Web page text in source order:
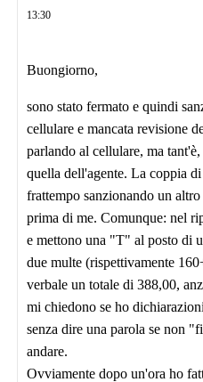
13:30
Buongiorno,
sono stato fermato e quindi
cellulare e mancata revisione
parlando al cellulare, ma
quella dell'agente. La coppia
frattempo sanzionando un
prima di me. Comunque: nel
e mettono una "T" al posto di
due multe (rispettivamente
verbale un totale di 388,00,
mi chiedono se ho
senza dire una parola se non
andare.
Ovviamente dopo un'ora ho